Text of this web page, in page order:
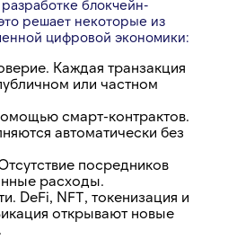
блокчейн-
решает некоторые из
цифровой экономики:
Каждая транзакция
или частном
смарт-контрактов.
автоматически без
посредников
расходы.
DeFi, NFT, токенизация и
открывают новые